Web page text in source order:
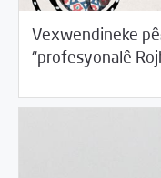
Vexwendineke
“profesyonalê
14/2017 Rahînan û